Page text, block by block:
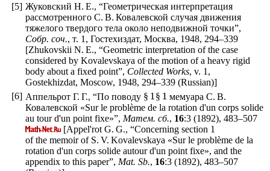
[5] Жуковский Н. Е., “Геометрическая интерпретация
рассмотренного С. В. Ковалевской случая движения
тяжелого твердого тела около неподвижной точки”,
Собр. соч., т. 1, Гостехиздат, Москва, 1948, 294–339
[Zhukovskii N. E., “Geometric interpretation of the case
considered by Kovalevskaya of the motion of a heavy rigid
body about a fixed point”, Collected Works, v. 1,
Gostekhizdat, Moscow, 1948, 294–339 (Russian)]
[6] Аппельрот Г. Г., “По поводу § 1§ 1 мемуара С. В.
Ковалевской «Sur le problème de la rotation d'un corps solide
au tour d'un point fixe»”, Матем. сб., 16:3 (1892), 483–507
[Appel'rot G. G., “Concerning section 1
of the memoir of S. V. Kovalevskaya «Sur le problème de la
rotation d'un corps solide autour d'un point fixe», and the
appendix to this paper”, Mat. Sb., 16:3 (1892), 483–507